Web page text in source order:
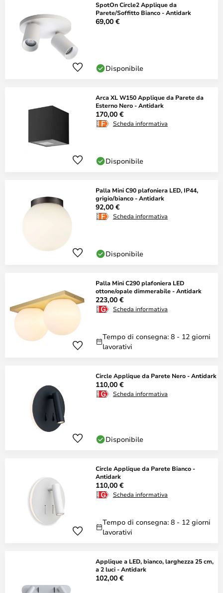
SpotOn Circle2 Applique da
Parete/Soffitto Bianco - Antidark
69,00 €
Disponibile
Arca XL W150 Applique da Parete da
Esterno Nero - Antidark
170,00 €
Scheda informativa
Disponibile
Palla Mini C90 plafoniera LED, IP44,
grigio/bianco - Antidark
92,00 €
Scheda informativa
Disponibile
Palla Mini C290 plafoniera LED
ottone/opale dimmerabile - Antidark
223,00 €
Scheda informativa
Tempo di consegna: 8 - 12 giorni
lavorativi
Circle Applique da Parete Nero - Antidark
110,00 €
Scheda informativa
Disponibile
Circle Applique da Parete Bianco -
Antidark
110,00 €
Scheda informativa
Tempo di consegna: 8 - 12 giorni
lavorativi
Applique a LED, bianco, larghezza 25 cm,
a 2 luci - Antidark
102,00 €